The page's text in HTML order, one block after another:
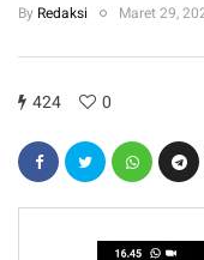
By Redaksi Maret 29,
424 0